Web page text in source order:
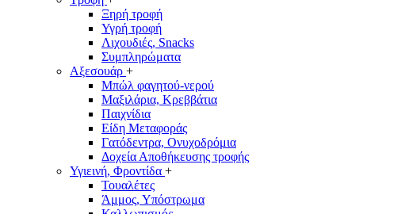
Ξηρή τροφή
Υγρή τροφή
Λιχουδιές, Snacks
Συμπληρώματα
Αξεσουάρ +
Μπώλ φαγητού-νερού
Μαξιλάρια, Κρεββάτια
Παιχνίδια
Είδη Μεταφοράς
Γατόδεντρα, Ονυχοδρόμια
Δοχεία Αποθήκευσης τροφής
Υγιεινή, Φροντίδα +
Τουαλέτες
Άμμος, Υπόστρωμα